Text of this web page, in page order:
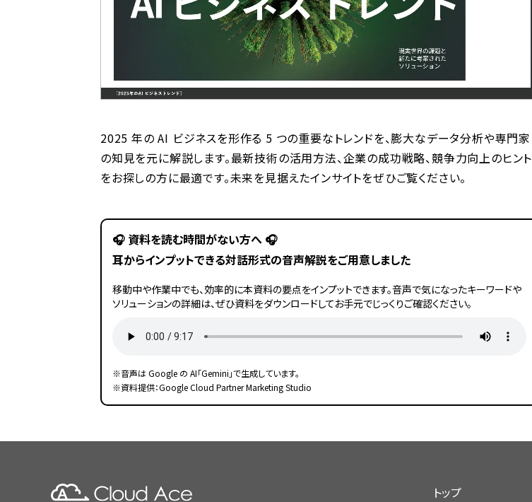
2025 年の AI ビジネスを形作る 5 つの重要なトレンドを、膨大なデータ分析や専門家
の知見を元に解説します。最新技術の活用方法、企業の成功戦略、競争力向上のヒント
をお探しの方に最適です。未来を見据えたインサイトをぜひご覧ください。
🎧️ 資料を読む時間がない方へ 🎧️
耳からインプットできる対話形式の音声解説をご用意しました
移動中や作業中でも、効率的に本資料の要点をインプットできます。音声で気になったキーワードや
ソリューションの詳細は、ぜひ資料をダウンロードしてお手元でじっくりご確認ください。
※音声は Google の AI「Gemini」で生成しています。
※資料提供：Google Cloud Partner Marketing Studio
トップ